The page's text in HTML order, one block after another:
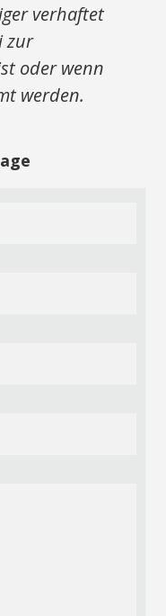
verhaftet
zur
oder wenn
werden.